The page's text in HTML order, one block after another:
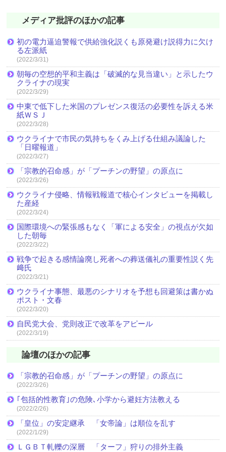
メディア批評のほかの記事
初の電力逼迫警報で供給強化説くも原発避け説得力に欠け
る左派紙
(2022/3/31)
朝毎の空想的平和主義は「破滅的な見当違い」と示したウ
クライナの現実
(2022/3/29)
中東で低下した米国のプレゼンス復活の必要性を訴える米
紙ＷＳＪ
(2022/3/28)
ウクライナで市民の気持ちをくみ上げる仕組み議論した
「日曜報道」
(2022/3/27)
「宗教的召命感」が「プーチンの野望」の原点に
(2022/3/26)
ウクライナ侵略、情報戦報道で核心インタビューを掲載し
た産経
(2022/3/24)
国際環境への緊張感もなく「軍による安全」の視点が欠如
した朝毎
(2022/3/22)
戦争で起きる感情論廃し死者への葬送儀礼の重要性説く先
﨑氏
(2022/3/21)
ウクライナ事態、最悪のシナリオを予想も回避策は書かぬ
ポスト・文春
(2022/3/20)
自民党大会、党則改正で改革をアピール
(2022/3/19)
論壇のほかの記事
「宗教的召命感」が「プーチンの野望」の原点に
(2022/3/26)
｢包括的性教育｣の危険､小学から避妊方法教える
(2022/2/26)
「皇位」の安定継承 「女帝論」は順位を乱す
(2022/1/29)
ＬＧＢＴ軋轢の深層 「ターフ」狩りの排外主義